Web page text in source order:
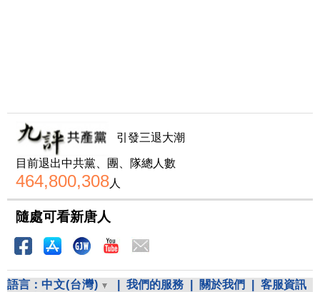
引發三退大潮
目前退出中共黨、團、隊總人數
464,800,308人
隨處可看新唐人
語言： 中文(台灣) 我們的服務 關於我們
客服資訊